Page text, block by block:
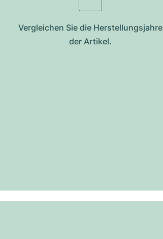
Vergleichen Sie die Herstellungsjahre
der Artikel.